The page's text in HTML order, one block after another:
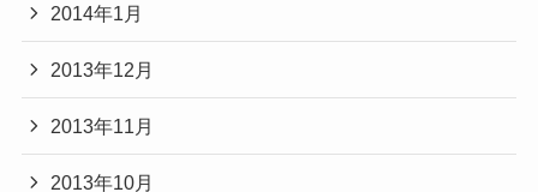
2014年1月
2013年12月
2013年11月
2013年10月